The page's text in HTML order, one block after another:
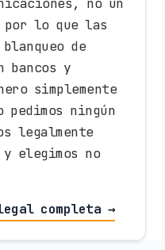
lo que las
de
bancos y
simplemente
ningún
legalmente
elegimos no
completa →